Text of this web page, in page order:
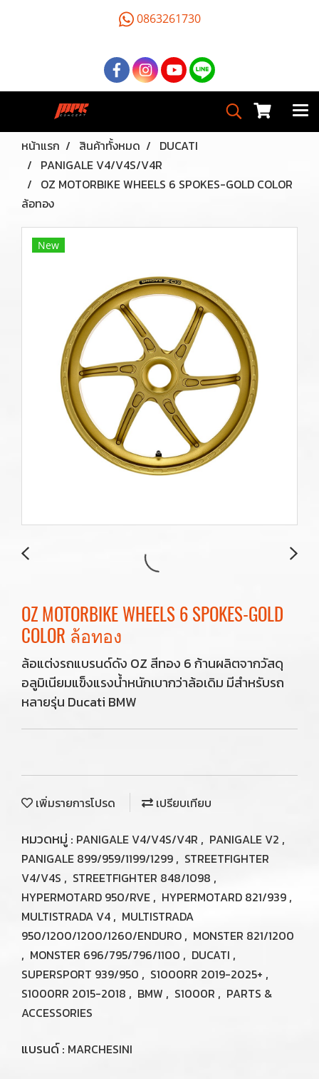
0863261730
หน้าแรก สินค้าทั้งหมด
DUCATI
PANIGALE V4/V4S/V4R
OZ MOTORBIKE WHEELS 6 SPOKES-GOLD COLOR
ล้อทอง
New
OZ MOTORBIKE WHEELS 6 SPOKES-GOLD
COLOR ล้อทอง
ล้อแต่งรถแบรนด์ดัง OZ สีทอง 6 ก้านผลิตจากวัสดุ
อลูมิเนียมแข็งแรงน้ำหนักเบากว่าล้อเดิม มีสำหรับรถ
หลายรุ่น Ducati BMW
เพิ่มรายการโปรด เปรียบเทียบ
หมวดหมู่ : PANIGALE V4/V4S/V4R , PANIGALE V2 ,
PANIGALE 899/959/1199/1299 , STREETFIGHTER
V4/V4S , STREETFIGHTER 848/1098 ,
HYPERMOTARD 950/RVE , HYPERMOTARD 821/939 ,
MULTISTRADA V4 , MULTISTRADA
950/1200/1200/1260/ENDURO , MONSTER 821/1200
, MONSTER 696/795/796/1100 , DUCATI ,
SUPERSPORT 939/950 , S1000RR 2019-2025+ ,
S1000RR 2015-2018 , BMW , S1000R , PARTS &
ACCESSORIES
แบรนด์ : MARCHESINI